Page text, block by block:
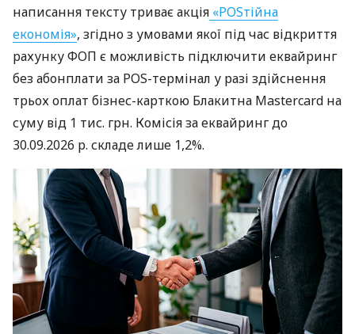
написання тексту триває акція «POSтійна
економія», згідно з умовами якої під час відкриття
рахунку ФОП є можливість підключити еквайринг
без абонплати за POS-термінал у разі здійснення
трьох оплат бізнес-карткою Блакитна Mastercard на
суму від 1 тис. грн. Комісія за еквайринг до
30.09.2026 р. складе лише 1,2%.